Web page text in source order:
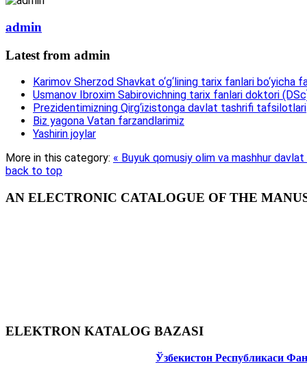
admin
Latest from admin
Karimov Sherzod Shavkat o‘g‘lining tarix fanlari
Usmanov Ibroxim Sabirovichning tarix fanlari doktori
Prezidentimizning Qirg‘izistonga davlat tashrifi tafsilotlari
Biz yagona Vatan farzandlarimiz
Yashirin joylar
More in this category: « Buyuk qomusiy olim va mashhur
back to top
AN ELECTRONIC CATALOGUE OF THE
ELEKTRON KATALOG BAZASI
Ўзбекистон Республикаси